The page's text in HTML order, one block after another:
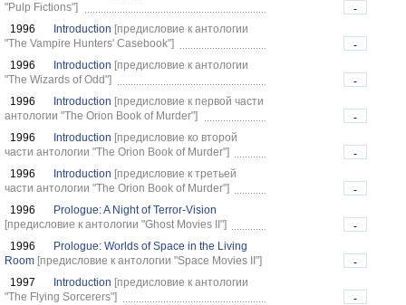
"Pulp Fictions"]
-
1996
Introduction [предисловие к антологии
"The Vampire Hunters' Casebook"]
-
1996
Introduction [предисловие к антологии
"The Wizards of Odd"]
-
1996
Introduction [предисловие к первой части
антологии "The Orion Book of Murder"]
-
1996
Introduction [предисловие ко второй
части антологии "The Orion Book of Murder"]
-
1996
Introduction [предисловие к третьей
части антологии "The Orion Book of Murder"]
-
1996
Prologue: A Night of Terror-Vision
[предисловие к антологии "Ghost Movies II"]
-
1996
Prologue: Worlds of Space in the Living
Room [предисловие к антологии "Space Movies II"]
-
1997
Introduction [предисловие к антологии
"The Flying Sorcerers"]
-